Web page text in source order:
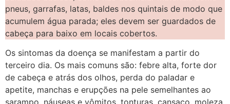
pneus, garrafas, latas, baldes nos quintais de modo que
acumulem água parada; eles devem ser guardados de
cabeça para baixo em locais cobertos.
Os sintomas da doença se manifestam a partir do
terceiro dia. Os mais comuns são: febre alta, forte dor
de cabeça e atrás dos olhos, perda do paladar e
apetite, manchas e erupções na pele semelhantes ao